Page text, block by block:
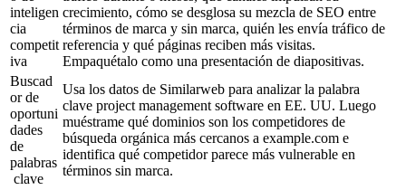
inteligen
cia
competit
iva
crecimiento, cómo se desglosa su mezcla de SEO entre
términos de marca y sin marca, quién les envía tráfico de
referencia y qué páginas reciben más visitas.
Empaquétalo como una presentación de diapositivas.
Buscad
or de
oportuni
dades
de
palabras
clave
Usa los datos de Similarweb para analizar la palabra
clave project management software en EE. UU. Luego
muéstrame qué dominios son los competidores de
búsqueda orgánica más cercanos a example.com e
identifica qué competidor parece más vulnerable en
términos sin marca.